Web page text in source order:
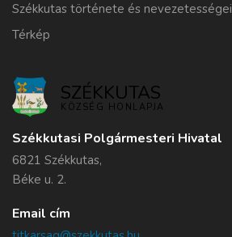
Székkutas története és nevezetességei
Térkép
SZÉKKUTAS
KÖZSÉG HONLAPJA
Székkutasi Polgármesteri Hivatal
6821 Székkutas,
Béke u. 2.
Email cím